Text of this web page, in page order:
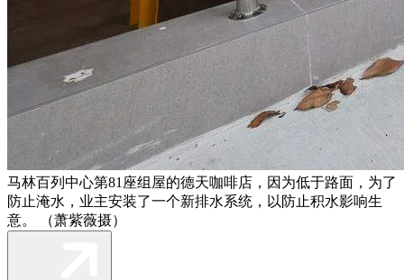
马林百列中心第81座组屋的德天咖啡店，因为低于路面，为了
防止淹水，业主安装了一个新排水系统，以防止积水影响生
意。 （萧紫薇摄）